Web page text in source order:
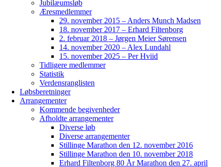
Jubilæumsløb
Æresmedlemmer
29. november 2015 – Anders Munch Madsen
18. november 2017 – Erhard Filtenborg
2. februar 2018 – Jørgen Meier Sørensen
14. november 2020 – Alex Lundahl
15. november 2025 – Per Hviid
Tidligere medlemmer
Statistik
Verdensranglisten
Løbsberetninger
Arrangementer
Kommende begivenheder
Afholdte arrangementer
Diverse løb
Diverse arrangementer
Stillinge Marathon den 12. november 2016
Stillinge Marathon den 10. november 2018
Erhard Filtenborg 80 År Marathon den 27. april